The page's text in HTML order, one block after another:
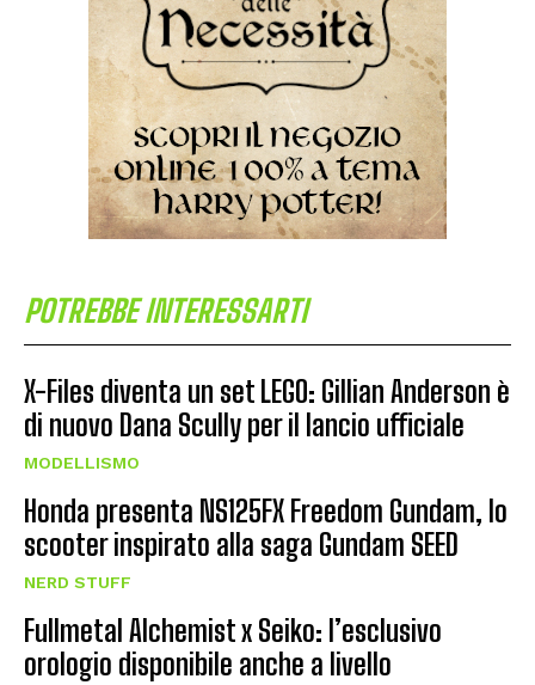
POTREBBE INTERESSARTI
X-Files diventa un set LEGO: Gillian Anderson è
di nuovo Dana Scully per il lancio ufficiale
MODELLISMO
Honda presenta NS125FX Freedom Gundam, lo
scooter inspirato alla saga Gundam SEED
NERD STUFF
Fullmetal Alchemist x Seiko: l’esclusivo
orologio disponibile anche a livello